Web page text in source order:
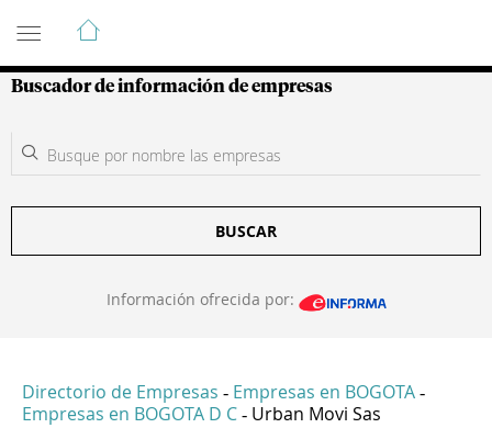
Guía de Empresas Colombianas
Buscador de información de empresas
BUSCAR
Información ofrecida por:
Directorio de Empresas - Empresas en BOGOTA -
Empresas en BOGOTA D C - Urban Movi Sas